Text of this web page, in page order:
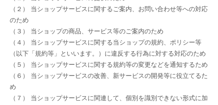
（２） 当ショップサービスに関するご案内、お問い合わせ等への対応
のため
（３） 当ショップの商品、サービス等のご案内のため
（４） 当ショップサービスに関する当ショップの規約、ポリシー等
（以下「規約等」といいます。）に違反する行為に対する対応のため
（５） 当ショップサービスに関する規約等の変更などを通知するため
（６） 当ショップサービスの改善、新サービスの開発等に役立てるた
め
（７） 当ショップサービスに関連して、個別を識別できない形式に加